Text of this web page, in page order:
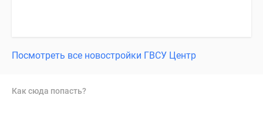
Посмотреть все новостройки ГВСУ Центр
Как сюда попасть?